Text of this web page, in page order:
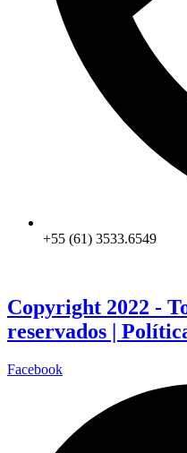
+55 (61) 3533.6549
Copyright 2022 -
reservados |
Facebook